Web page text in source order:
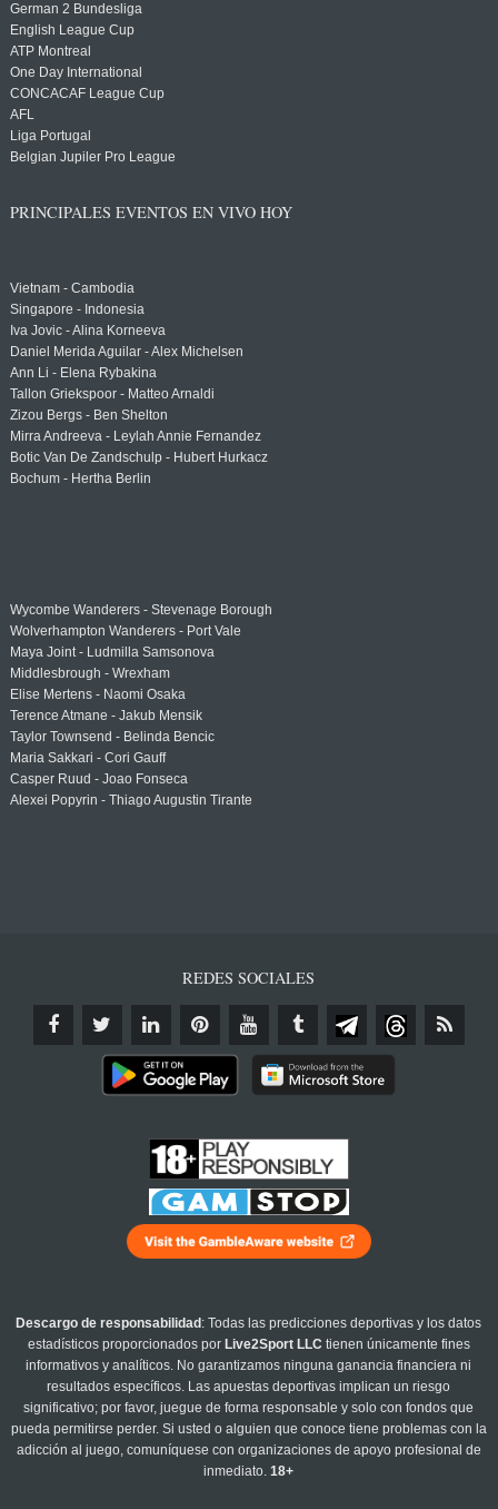
German 2 Bundesliga
English League Cup
ATP Montreal
One Day International
CONCACAF League Cup
AFL
Liga Portugal
Belgian Jupiler Pro League
PRINCIPALES EVENTOS EN VIVO HOY
Vietnam - Cambodia
Singapore - Indonesia
Iva Jovic - Alina Korneeva
Daniel Merida Aguilar - Alex Michelsen
Ann Li - Elena Rybakina
Tallon Griekspoor - Matteo Arnaldi
Zizou Bergs - Ben Shelton
Mirra Andreeva - Leylah Annie Fernandez
Botic Van De Zandschulp - Hubert Hurkacz
Bochum - Hertha Berlin
Wycombe Wanderers - Stevenage Borough
Wolverhampton Wanderers - Port Vale
Maya Joint - Ludmilla Samsonova
Middlesbrough - Wrexham
Elise Mertens - Naomi Osaka
Terence Atmane - Jakub Mensik
Taylor Townsend - Belinda Bencic
Maria Sakkari - Cori Gauff
Casper Ruud - Joao Fonseca
Alexei Popyrin - Thiago Augustin Tirante
REDES SOCIALES
Descargo de responsabilidad : Todas las predicciones deportivas y los datos
estadísticos proporcionados por Live2Sport LLC tienen únicamente fines
informativos y analíticos. No garantizamos ninguna ganancia financiera ni
resultados específicos. Las apuestas deportivas implican un riesgo
significativo; por favor, juegue de forma responsable y solo con fondos que
pueda permitirse perder. Si usted o alguien que conoce tiene problemas con la
adicción al juego, comuníquese con organizaciones de apoyo profesional de
inmediato.18+